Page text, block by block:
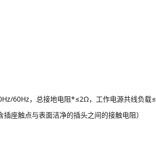
60Hz，总接地电阻*≤2Ω，工作电源共线负载
座触点与表面洁净的插头之间的接触电阻）